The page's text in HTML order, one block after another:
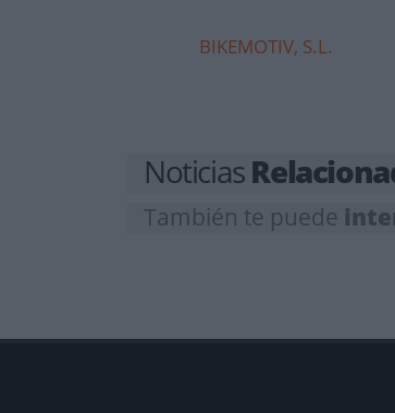
BIKEMOTIV, S.L.
Noticias
También te puede